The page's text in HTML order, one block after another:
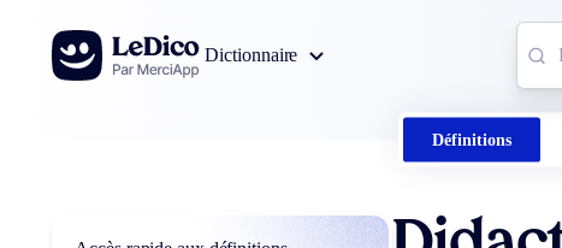
Aller au contenu
Dictionnaire
Définitions